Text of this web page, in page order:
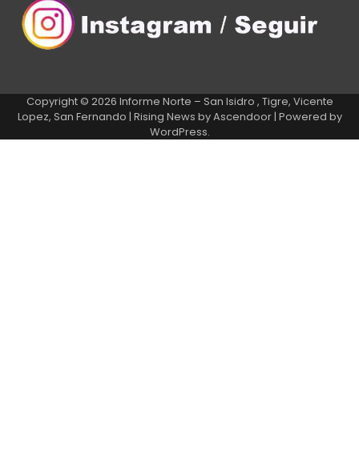
Copyright © 2026 Informe Norte – San Isidro , Tigre, Vicente
Lopez, San Fernando | Rising News byAscendoor| Powered by
WordPress.